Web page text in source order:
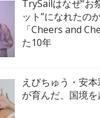
TrySailはなぜ“お
ット”になれたの
「Cheers and
た10年
えびちゅう・安
が育んだ、国境